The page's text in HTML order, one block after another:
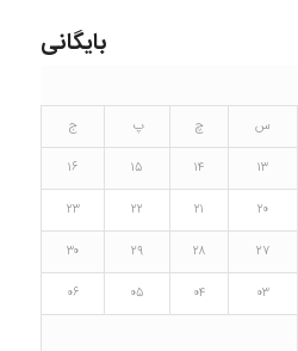
بایگانی
س چ پ
ج
۱۳ ۱۴ ۱۵
۱۶
۲۰ ۲۱ ۲۲
۲۳
۲۷ ۲۸ ۲۹
۳۰
۰۳ ۰۴ ۰۵
۰۶